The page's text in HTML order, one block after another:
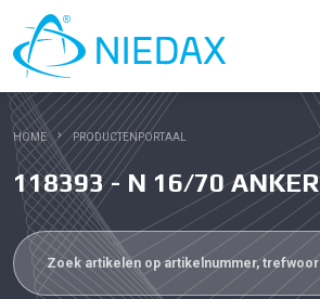
HOME PRODUCTENPORTAAL
118393 - N 16/70 ANKER